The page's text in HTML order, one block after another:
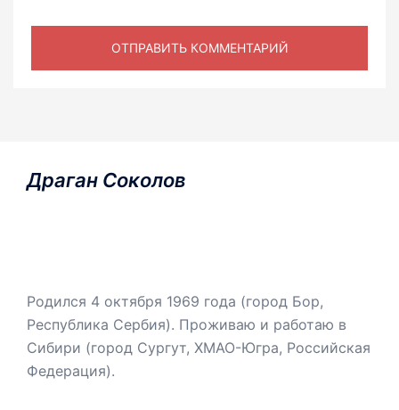
Драган Соколов
Родился 4 октября 1969 года (город Бор,
Республика Сербия). Проживаю и работаю в
Сибири (город Сургут, ХМАО-Югра, Российская
Федерация).